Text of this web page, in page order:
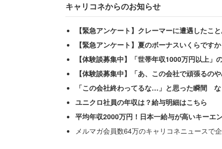
キャリコネからのお知らせ
【緊急アンケート】クレーマーに遭遇したこ
【緊急アンケート】夏のボーナスいくらです
【体験談募集中】「世帯年収1000万円以上」
【体験談募集中】「あ、この会社で頑張るの
「この会社終わってるな…」と思った瞬間
ユニクロ社員の年収は？給与明細はこちら
平均年収2000万円！日本一給与が高いキーエ
メルマガ会員数64万のキャリコネニュースで